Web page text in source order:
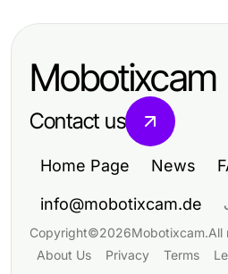
Mobotixcam
Contact us
Home Page News
info@mobotixcam.de
Copyright©2026Mobotixcam.All
About Us
Privacy Terms